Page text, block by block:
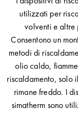
utilizzati per
volventi e altre
Consentono un
metodi di
olio caldo,
riscaldamento, solo
rimane freddo. I
simatherm sono